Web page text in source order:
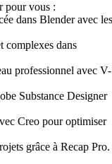
pour vous :
dans Blender avec les
complexes dans
professionnel avec V-
Substance Designer
Creo pour optimiser
grâce à Recap Pro.